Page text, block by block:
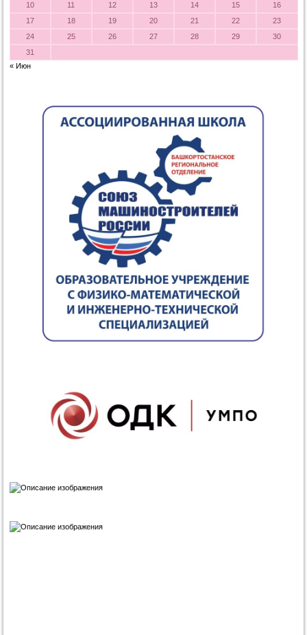
10
11 12 13 14 15
16
17
18 19 20 21 22
23
24
25 26 27 28 29
30
31
« Июн